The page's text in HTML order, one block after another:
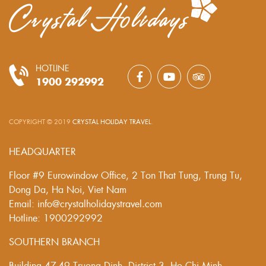
HOTLINE
1900 292992
COPYRIGHT © 2019 CRYSTAL HOLIDAY TRAVEL.
HEADQUARTER
Floor #9 Eurowindow Office, 2 Ton That Tung, Trung Tu,
Dong Da, Ha Noi, Viet Nam
Email: info@crystalholidaystravel.com
Hotline: 1900292992
SOUTHERN BRANCH